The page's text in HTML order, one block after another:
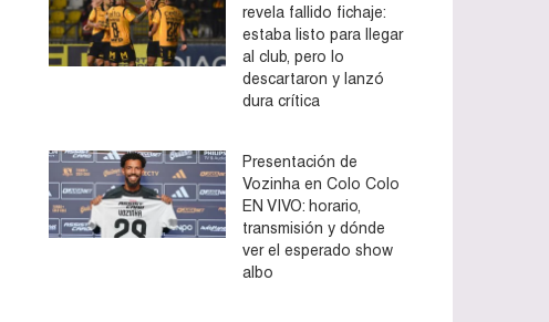
revela fallido fichaje:
estaba listo para llegar
al club, pero lo
descartaron y lanzó
dura crítica
Presentación de
Vozinha en Colo Colo
EN VIVO: horario,
transmisión y dónde
ver el esperado show
albo